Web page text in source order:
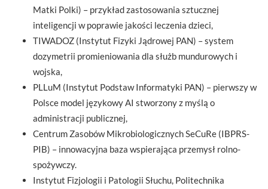
Matki Polki) – przykład zastosowania sztucznej
inteligencji w poprawie jakości leczenia dzieci,
TIWADOZ (Instytut Fizyki Jądrowej PAN) – system
dozymetrii promieniowania dla służb mundurowych i
wojska,
PLLuM (Instytut Podstaw Informatyki PAN) – pierwszy w
Polsce model językowy AI stworzony z myślą o
administracji publicznej,
Centrum Zasobów Mikrobiologicznych SeCuRe (IBPRS-
PIB) – innowacyjna baza wspierająca przemysł rolno-
spożywczy.
Instytut Fizjologii i Patologii Słuchu, Politechnika